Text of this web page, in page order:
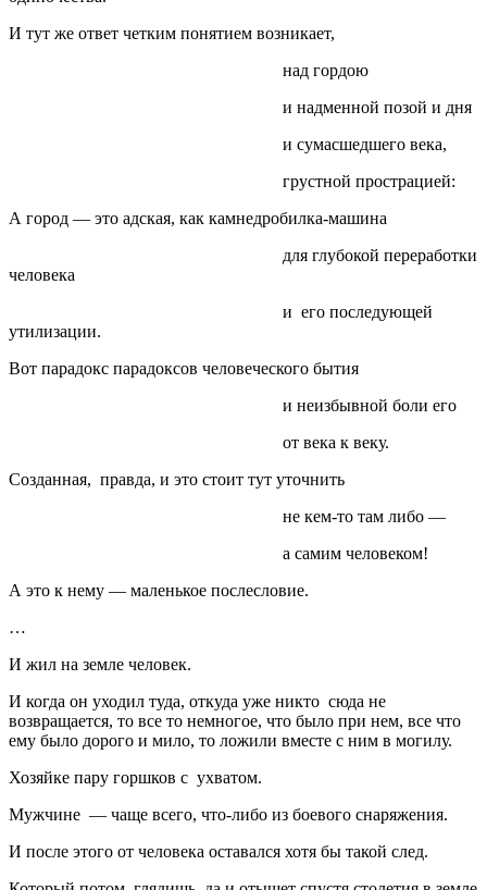
И тут же ответ четким понятием возникает,
над гордою
и надменной позой и дня
и сумасшедшего века,
грустной прострацией:
А город — это адская, как камнедробилка-машина
для глубокой переработки
человека
и его последующей
утилизации.
Вот парадокс парадоксов человеческого бытия
и неизбывной боли его
от века к веку.
Созданная, правда, и это стоит тут уточнить
не кем-то там либо —
а самим человеком!
А это к нему — маленькое послесловие.
…
И жил на земле человек.
И когда он уходил туда, откуда уже никто сюда не
возвращается, то все то немногое, что было при нем, все что
ему было дорого и мило, то ложили вместе с ним в могилу.
Хозяйке пару горшков с ухватом.
Мужчине — чаще всего, что-либо из боевого снаряжения.
И после этого от человека оставался хотя бы такой след.